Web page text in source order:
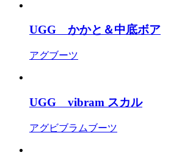
UGG かかと＆中底ボア
アグブーツ
UGG vibram スカル
アグビブラムブーツ